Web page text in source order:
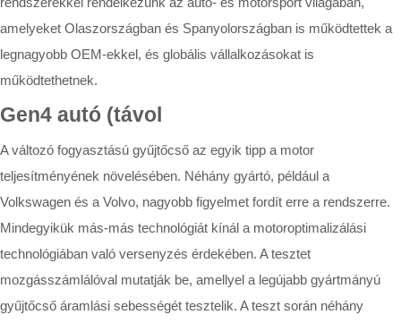
amelyeket Olaszországban és Spanyolországban is működtettek a
legnagyobb OEM-ekkel, és globális vállalkozásokat is
működtethetnek.
Gen4 autó (távol
A változó fogyasztású gyűjtőcső az egyik tipp a motor
teljesítményének növelésében. Néhány gyártó, például a
Volkswagen és a Volvo, nagyobb figyelmet fordít erre a rendszerre.
Mindegyikük más-más technológiát kínál a motoroptimalizálási
technológiában való versenyzés érdekében. A tesztet
mozgásszámlálóval mutatják be, amellyel a legújabb gyártmányú
gyűjtőcső áramlási sebességét tesztelik. A teszt során néhány